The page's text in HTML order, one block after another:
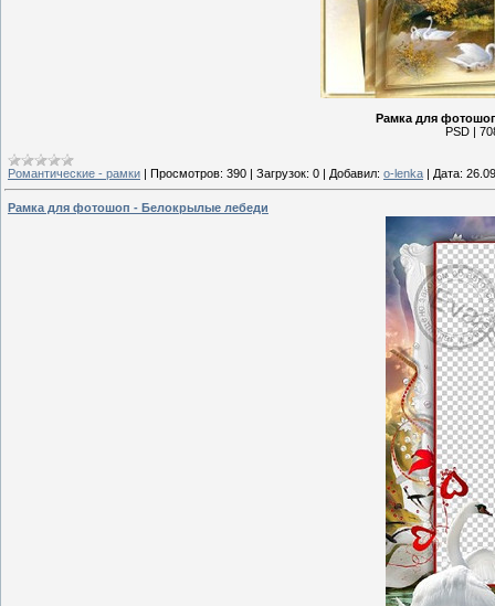
Рамка для
PSD |
Романтические - рамки | Просмотров: 390 | Загрузок: 0 | Добавил: o-lenka | Дата:
Рамка для фотошоп - Белокрылые лебеди